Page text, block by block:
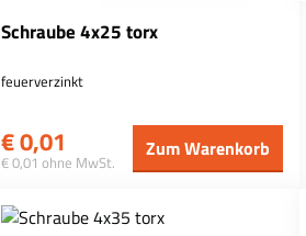
Schraube 4x25 torx
feuerverzinkt
€0,01
€ 0,01 ohne MwSt.
Zum Warenkorb